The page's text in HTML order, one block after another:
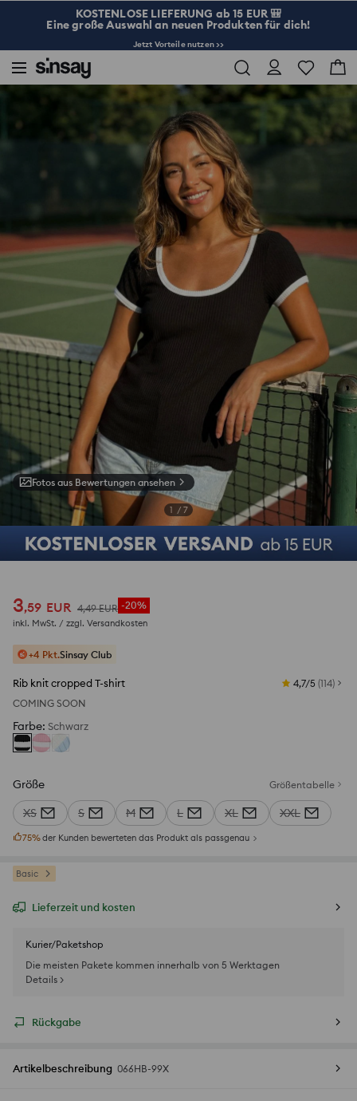
KOSTENLOSE LIEFERUNG ab 15 EUR 🎒
Eine große Auswahl an neuen Produkten für dich!
Jetzt Vorteile nutzen >>
Rib knit cropped T-shirt
Fotos aus Bewertungen ansehen
1 / 7
3,59 EUR 4,49 EUR -20%
inkl. MwSt. / zzgl. Versandkosten
+4 Pkt.Sinsay Club
Rib knit cropped T-shirt 4,7/5 (114)
COMING SOON
Farbe: Schwarz
Größe Größentabelle
XS S M L XL XXL
75%der Kunden bewerteten das Produkt als passgenau
Basic
Lieferzeit und kosten
Kurier/Paketshop
Die meisten Pakete kommen innerhalb von 5 Werktagen
Details >
Rückgabe
Artikelbeschreibung 066HB-99X